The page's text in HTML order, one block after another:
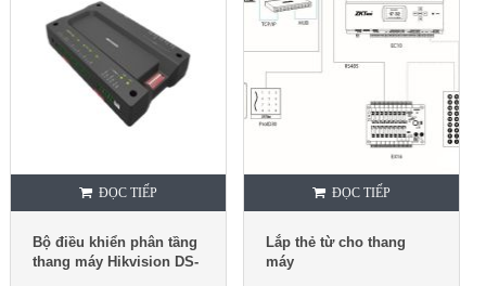
ĐỌC TIẾP
Bộ điều khiển phân tầng
thang máy Hikvision DS-
ĐỌC TIẾP
Lắp thẻ từ cho thang
máy